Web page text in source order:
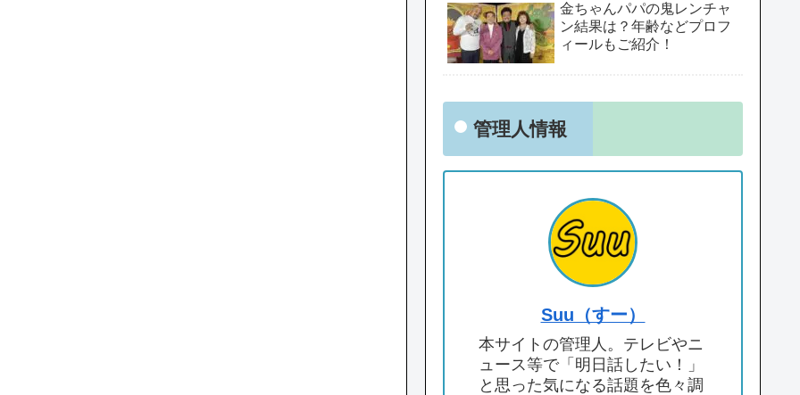
金ちゃんパパの鬼レンチャ
ン結果は？年齢などプロフ
ィールもご紹介！
管理人情報
Suu（すー）
本サイトの管理人。テレビやニ
ュース等で「明日話したい！」
と思った気になる話題を色々調